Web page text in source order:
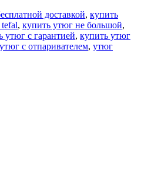
доставкой, купить
, купить утюг не большой,
утюг с гарантией, купить утюг
утюг с отпаривателем, утюг